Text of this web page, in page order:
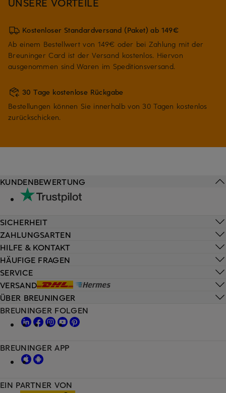
Kostenloser Standardversand (Paket) ab 149€
Ab einem Bestellwert von 149€ oder bei Zahlung mit der
Breuninger Card ist der Versand kostenlos. Hiervon
ausgenommen sind Waren im Speditionsversand.
30 Tage kostenlose Rückgabe
Bestellungen können Sie innerhalb von 30 Tagen kostenlos
zurückschicken.
HILFE & KONTAKT
HÄUFIGE FRAGEN
SERVICE
VERSAND
KUNDENBEWERTUNG
SICHERHEIT
ZAHLUNGSARTEN
ÜBER BREUNINGER
EIN PARTNER VON
BREUNINGER FOLGEN
BREUNINGER APP